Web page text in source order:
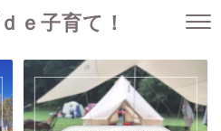
ｅ子育て！